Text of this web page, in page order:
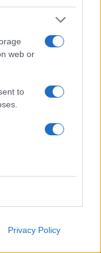
web or
to
Privacy Policy
ψητές &
ψωμί
σπανάκι